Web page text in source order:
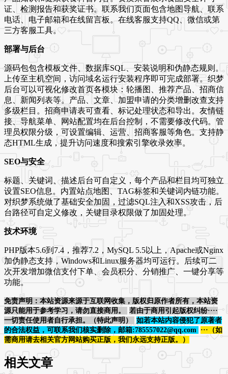
证、检测报告和获奖证书。联系我们页面包含地图导航、联系
电话、电子邮箱和在线留言板。在线客服支持QQ、微信或第
三方客服工具。
部署与后台
源码包包含模板文件、数据库SQL、安装说明和伪静态规则。
上传至主机空间，访问域名运行安装程序即可完成部署。织梦
后台可以可视化修改首页各模块：轮播图、推荐产品、招商信
息、新闻列表等。产品、文章、加盟申请的分类增删改查支持
多级栏目。招商申请表可查看、标记处理状态和导出。友情链
接、导航菜单、网站配置均在后台控制，不需要修改代码。管
理员权限分级，可设置编辑、运营、招商客服等角色。支持静
态HTML生成，提升访问速度和搜索引擎收录效率。
SEO与安全
标题、关键词、描述后台可自定义，每个产品和栏目均可独立
设置SEO信息。内置站点地图、TAG标签和关键词内链功能。
对织梦系统做了基础安全加固，过滤SQL注入和XSS攻击，后
台路径可自定义修改，关键目录权限做了加固处理。
技术环境
PHP版本5.6到7.4，推荐7.2，MySQL 5.5以上，Apache或Nginx
加伪静态支持，Windows和Linux服务器均可运行。后续可二
次开发增加微信支付下单、会员积分、分销推广、一键分享等
功能。
免责声明：本站资源来源于互联网收集，版权归原作者所有，本站资
源只能用于参考学习，请勿直接商用。
若由于商用引起版权纠纷····
一切责任使用者自行承担。（特此声明）
如若本站内容侵犯了原著者
的合法权益，可联系我们核实删除，邮箱:785557022@qq.com
···（如
需商用请去相关官方网站购买正版，我们永远支持正版。）
相关文章